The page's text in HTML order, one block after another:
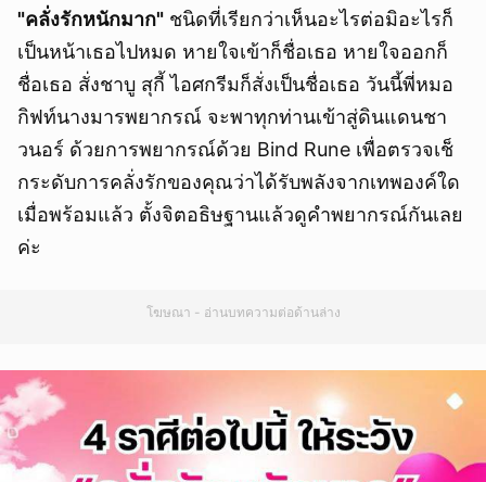
"คลั่งรักหนักมาก" ชนิดที่เรียกว่าเห็นอะไรต่อมิอะไรก็
เป็นหน้าเธอไปหมด หายใจเข้าก็ชื่อเธอ หายใจออกก็
ชื่อเธอ สั่งชาบู สุกี้ ไอศกรีมก็สั่งเป็นชื่อเธอ วันนี้พี่หมอ
กิฟท์นางมารพยากรณ์ จะพาทุกท่านเข้าสู่ดินแดนชา
วนอร์ ด้วยการพยากรณ์ด้วย Bind Rune เพื่อตรวจเช็
กระดับการคลั่งรักของคุณว่าได้รับพลังจากเทพองค์ใด
เมื่อพร้อมแล้ว ตั้งจิตอธิษฐานแล้วดูคำพยากรณ์กันเลย
ค่ะ
โฆษณา - อ่านบทความต่อด้านล่าง